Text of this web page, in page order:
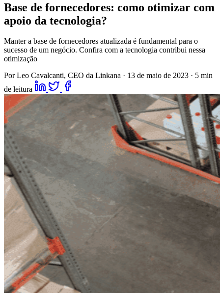
Base de fornecedores: como otimizar com
apoio da tecnologia?
Manter a base de fornecedores atualizada é fundamental para o
sucesso de um negócio. Confira com a tecnologia contribui nessa
otimização
Por Leo Cavalcanti, CEO da Linkana · 13 de maio de 2023 · 5 min
de leitura